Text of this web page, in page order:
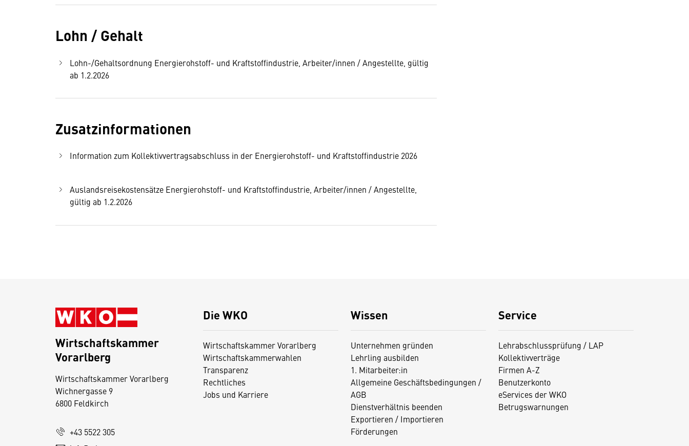
Lohn / Gehalt
Lohn-/Gehaltsordnung Energierohstoff- und Kraftstoffindustrie, Arbeiter/innen / Angestellte, gültig
ab 1.2.2026
Zusatzinformationen
Information zum Kollektivvertragsabschluss in der Energierohstoff- und Kraftstoffindustrie 2026
Auslandsreisekostensätze Energierohstoff- und Kraftstoffindustrie, Arbeiter/innen / Angestellte,
gültig ab 1.2.2026
Die WKO
Wirtschaftskammer Vorarlberg
Wirtschaftskammerwahlen
Transparenz
Rechtliches
Jobs und Karriere
Wissen
Unternehmen gründen
Lehrling ausbilden
1. Mitarbeiter:in
Allgemeine Geschäftsbedingungen /
AGB
Dienstverhältnis beenden
Exportieren / Importieren
Förderungen
Service
Lehrabschlussprüfung / LAP
Kollektivverträge
Firmen A-Z
Benutzerkonto
eServices der WKO
Betrugswarnungen
Wirtschaftskammer
Vorarlberg
Wirtschaftskammer Vorarlberg
Wichnergasse 9
6800 Feldkirch
+43 5522 305